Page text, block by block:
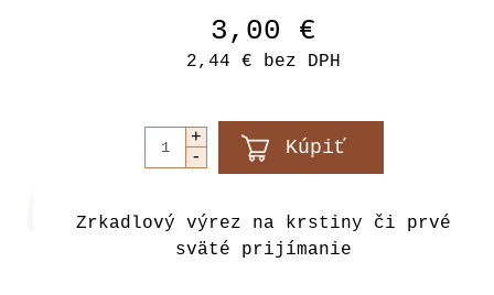
3,00 €
2,44 € bez DPH
Zrkadlový výrez na krstiny či prvé
sväté prijímanie